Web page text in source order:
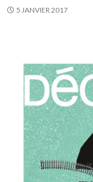
5 JANVIER 2017